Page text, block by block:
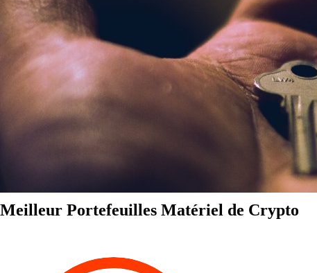
Meilleur Portefeuilles Matériel de Crypto